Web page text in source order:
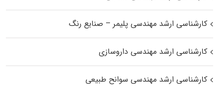
کارشناسی ارشد مهندسی پلیمر – صنایع رنگ
کارشناسی ارشد مهندسی داروسازی
کارشناسی ارشد مهندسی سوانح طبیعی